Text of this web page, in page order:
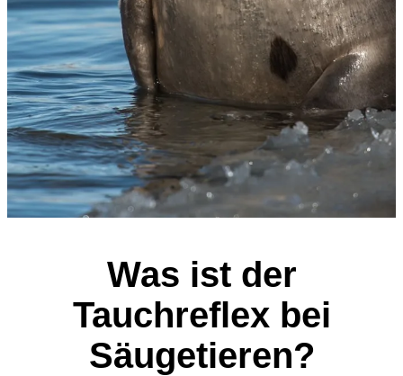
Was ist der
Tauchreflex bei
Säugetieren?